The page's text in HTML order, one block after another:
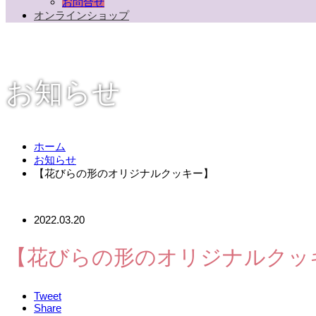
オンラインショップ
お知らせ
ホーム
お知らせ
【花びらの形のオリジナルクッキー】
2022.03.20
【花びらの形のオリジナルク
Tweet
Share